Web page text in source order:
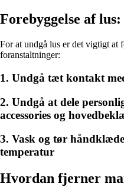
Forebyggelse af lus:
For at undgå lus er det vigtigt at
foranstaltninger:
1. Undgå tæt kontakt
2. Undgå at dele
accessories og
3. Vask og tør
temperatur
Hvordan fjerner